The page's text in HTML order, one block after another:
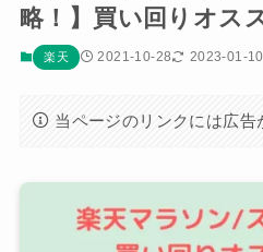
略！】買い回りオス
楽天 2021-10-28 2023-01-10
当ページのリンクには広告